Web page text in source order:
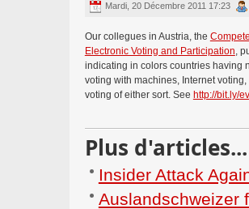
Mardi, 20 Décembre 2011 17:23
Our collegues in Austria, the
Electronic Voting and Participation,
indicating in colors countries having
voting with machines, Internet
voting of either sort. See http://bit.ly/
Plus d'articles...
Insider Attack
Auslandschweizer